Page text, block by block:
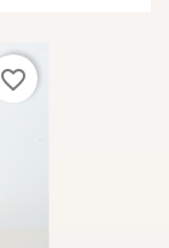
favorite_border